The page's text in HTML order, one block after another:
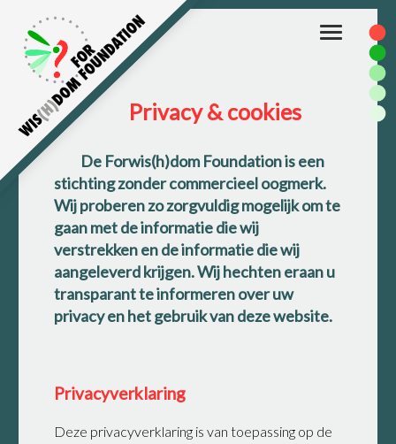
Toggle
navigation
Privacy & cookies
De Forwis(h)dom Foundation is een
stichting zonder commercieel oogmerk.
Wij proberen zo zorgvuldig mogelijk om te
gaan met de informatie die wij
verstrekken en de informatie die wij
aangeleverd krijgen. Wij hechten eraan u
transparant te informeren over uw
privacy en het gebruik van deze website.
Privacyverklaring
Deze privacyverklaring is van toepassing op de